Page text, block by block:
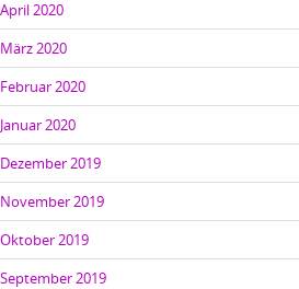
April 2020
März 2020
Februar 2020
Januar 2020
Dezember 2019
November 2019
Oktober 2019
September 2019